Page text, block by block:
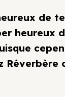
de
heureux
Réverbère